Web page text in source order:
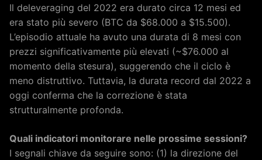
Il deleveraging del 2022 era durato circa 12 mesi ed
era stato più severo (BTC da $68.000 a $15.500).
L’episodio attuale ha avuto una durata di 8 mesi con
prezzi significativamente più elevati (~$76.000 al
momento della stesura), suggerendo che il ciclo è
meno distruttivo. Tuttavia, la durata record dal 2022 a
oggi conferma che la correzione è stata
strutturalmente profonda.
Quali indicatori monitorare nelle prossime sessioni?
I segnali chiave da seguire sono: (1) la direzione del